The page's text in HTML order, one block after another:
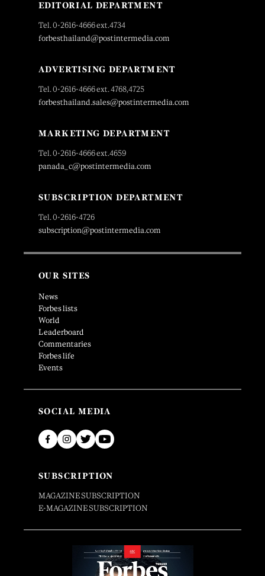
EDITORIAL DEPARTMENT
Tel. 0-2616-4666 ext.4734
forbesthailand@postintermedia.com
ADVERTISING DEPARTMENT
Tel. 0-2616-4666 ext. 4768,4725
forbesthailand.sales@postintermedia.com
MARKETING DEPARTMENT
Tel. 0-2616-4666 ext.4659
panada_c@postintermedia.com
SUBSCRIPTION DEPARTMENT
Tel. 0-2616-4726
subscription@postintermedia.com
OUR SITES
News
Forbes lists
World
Leaderboard
Commentaries
Forbes life
Events
SOCIAL MEDIA
SUBSCRIPTION
MAGAZINE SUBSCRIPTION
E-MAGAZINE SUBSCRIPTION